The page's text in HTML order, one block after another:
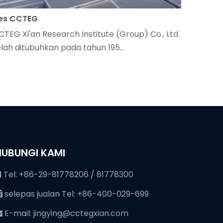
CCTEG
Xi'an Research Institute (Group) Co., Ltd.
ditubuhkan pada tahun 195...
KAMI
Tel: +86-29-81778206 / 81778300
selepas jualan Tel: +86-400-029-699
E-mail:jingying@cctegxian.com